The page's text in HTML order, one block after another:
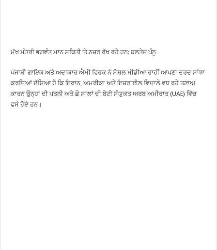
ਮੁੱਖ ਮੰਤਰੀ ਭਗਵੰਤ ਮਾਨ ਸਥਿਤੀ ’ਤੇ ਨਜ਼ਰ ਰੱਖ ਰਹੇ ਹਨ: ਬਲਤੇਜ ਪੰਨੂ
ਪੰਜਾਬੀ ਗਾਇਕ ਅਤੇ ਅਦਾਕਾਰ ਐਮੀ ਵਿਰਕ ਨੇ ਸੋਸ਼ਲ ਮੀਡੀਆ ਰਾਹੀਂ ਆਪਣਾ ਦਰਦ ਸਾਂਝਾ
ਕਰਦਿਆਂ ਦੱਸਿਆ ਹੈ ਕਿ ਇਰਾਨ, ਅਮਰੀਕਾ ਅਤੇ ਇਜ਼ਰਾਈਲ ਵਿਚਾਲੇ ਵਧ ਰਹੇ ਤਣਾਅ
ਕਾਰਨ ਉਨ੍ਹਾਂ ਦੀ ਪਤਨੀ ਅਤੇ ਛੇ ਸਾਲਾਂ ਦੀ ਬੇਟੀ ਸੰਯੁਕਤ ਅਰਬ ਅਮੀਰਾਤ (UAE) ਵਿੱਚ
ਫਸੇ ਹੋਏ ਹਨ।